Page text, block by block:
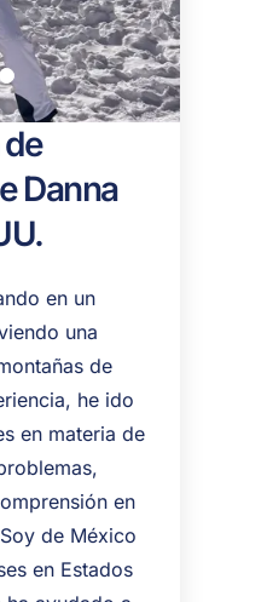
Danna
en un
una
de
he ido
en materia de
en
de México
en Estados